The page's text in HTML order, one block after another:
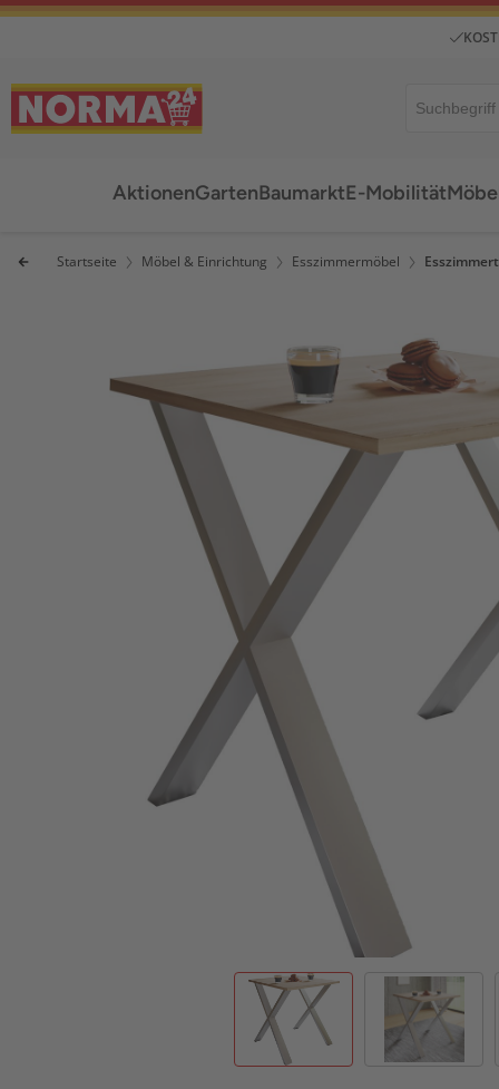
AktionenGartenBaumarktE-Mobilität
Startseite Möbel & Einrichtung Esszimmermöbel